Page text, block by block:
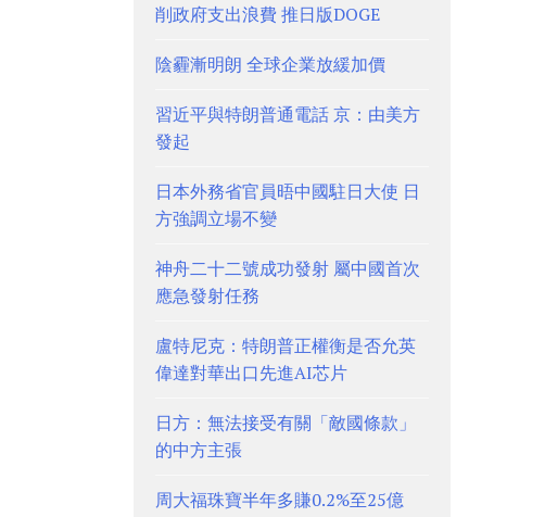
削政府支出浪費 推日版DOGE
陰霾漸明朗 全球企業放緩加價
習近平與特朗普通電話 京：由美方
發起
日本外務省官員晤中國駐日大使 日
方強調立場不變
神舟二十二號成功發射 屬中國首次
應急發射任務
盧特尼克：特朗普正權衡是否允英
偉達對華出口先進AI芯片
日方：無法接受有關「敵國條款」
的中方主張
周大福珠寶半年多賺0.2%至25億